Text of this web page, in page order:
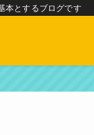
本とするブログです